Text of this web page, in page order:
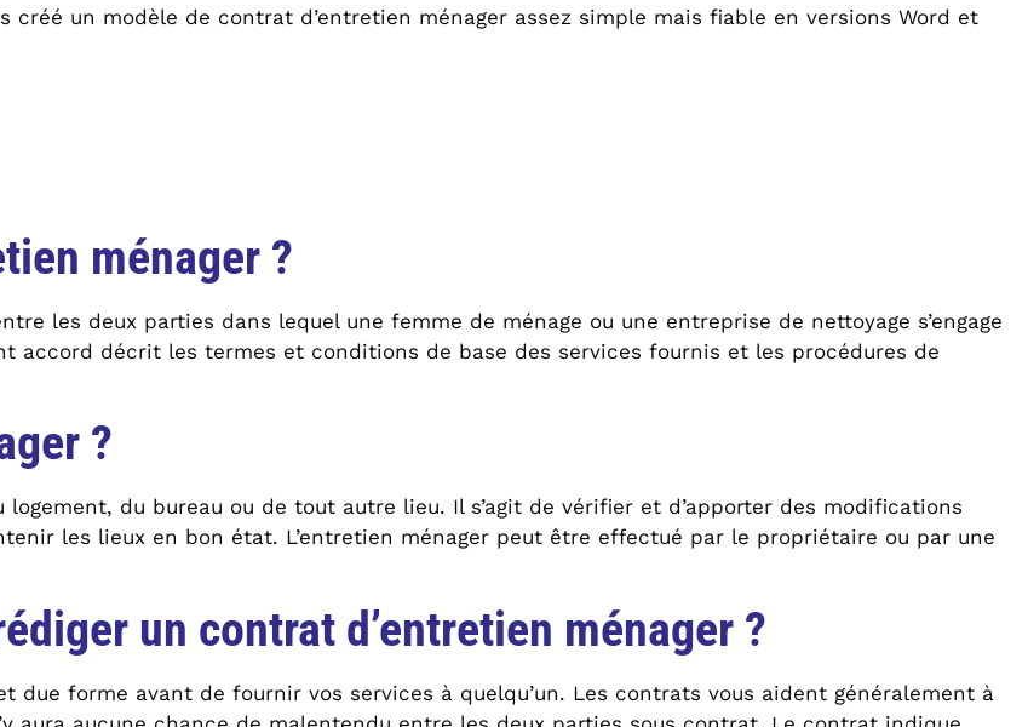
créé un modèle de contrat d’entretien ménager assez simple mais fiable en versions Word et
ménager ?
les deux parties dans lequel une femme de ménage ou une entreprise de nettoyage s’engage
accord décrit les termes et conditions de base des services fournis et les procédures de
?
du bureau ou de tout autre lieu. Il s’agit de vérifier et d’apporter des modifications
les lieux en bon état. L’entretien ménager peut être effectué par le propriétaire ou par une
un contrat d’entretien ménager ?
forme avant de fournir vos services à quelqu’un. Les contrats vous aident généralement à